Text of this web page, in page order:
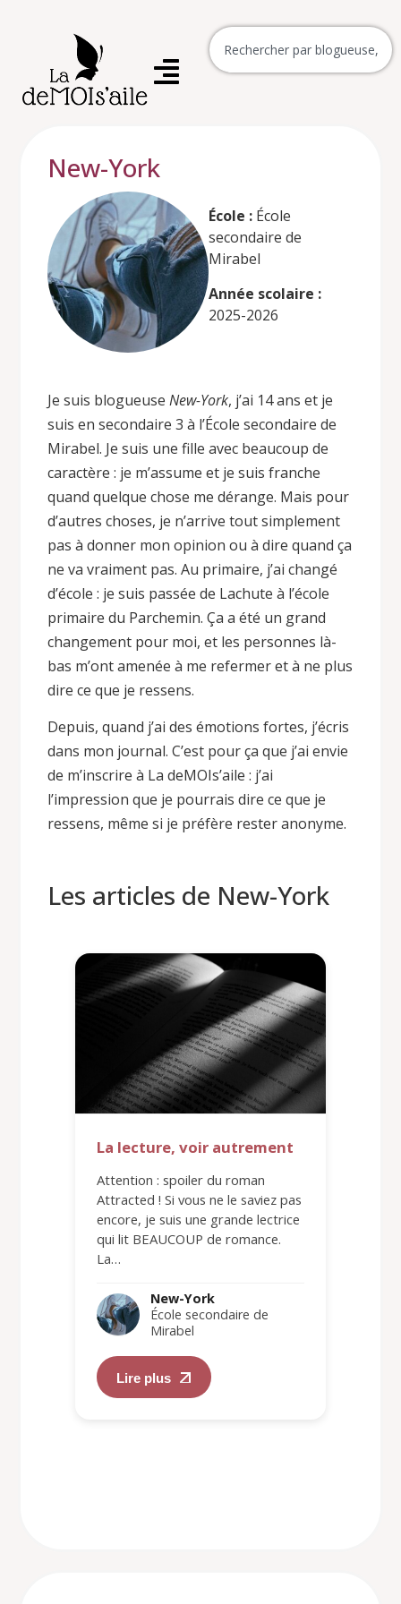
New-York
École : École
secondaire de
Mirabel
Année scolaire :
2025-2026
Je suis blogueuse New-York, j’ai 14 ans et je
suis en secondaire 3 à l’École secondaire de
Mirabel. Je suis une fille avec beaucoup de
caractère : je m’assume et je suis franche
quand quelque chose me dérange. Mais pour
d’autres choses, je n’arrive tout simplement
pas à donner mon opinion ou à dire quand ça
ne va vraiment pas. Au primaire, j’ai changé
d’école : je suis passée de Lachute à l’école
primaire du Parchemin. Ça a été un grand
changement pour moi, et les personnes là-
bas m’ont amenée à me refermer et à ne plus
dire ce que je ressens.
Depuis, quand j’ai des émotions fortes, j’écris
dans mon journal. C’est pour ça que j’ai envie
de m’inscrire à La deMOIs’aile : j’ai
l’impression que je pourrais dire ce que je
ressens, même si je préfère rester anonyme.
Les articles de New-York
La lecture, voir autrement
Attention : spoiler du roman
Attracted ! Si vous ne le saviez pas
encore, je suis une grande lectrice
qui lit BEAUCOUP de romance.
La…
New-York
École secondaire de
Mirabel
Lire plus